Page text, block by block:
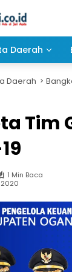
Daerah
Daerah
Tim
1 Min Baca
2020